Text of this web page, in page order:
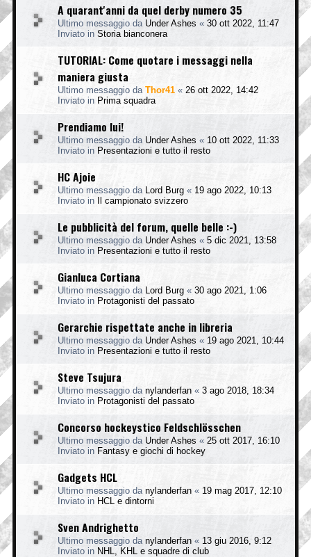
A quarant'anni da quel derby numero 35
Ultimo messaggio da Under Ashes « 30 ott 2022, 11:47
Inviato in Storia bianconera
TUTORIAL: Come quotare i messaggi nella
maniera giusta
Ultimo messaggio da Thor41 « 26 ott 2022, 14:42
Inviato in Prima squadra
Prendiamo lui!
Ultimo messaggio da Under Ashes « 10 ott 2022, 11:33
Inviato in Presentazioni e tutto il resto
HC Ajoie
Ultimo messaggio da Lord Burg « 19 ago 2022, 10:13
Inviato in
Il campionato svizzero
Le pubblicità del forum, quelle belle :-)
Ultimo messaggio da Under Ashes « 5 dic 2021, 13:58
Inviato in Presentazioni e tutto il resto
Gianluca Cortiana
Ultimo messaggio da Lord Burg « 30 ago 2021, 1:06
Inviato in Protagonisti del passato
Gerarchie rispettate anche in libreria
Ultimo messaggio da Under Ashes « 19 ago 2021, 10:44
Inviato in Presentazioni e tutto il resto
Steve Tsujura
Ultimo messaggio da nylanderfan « 3 ago 2018, 18:34
Inviato in Protagonisti del passato
Concorso hockeystico Feldschlösschen
Ultimo messaggio da Under Ashes « 25 ott 2017, 16:10
Inviato in Fantasy e giochi di hockey
Gadgets HCL
Ultimo messaggio da nylanderfan « 19 mag 2017, 12:10
Inviato in HCL e dintorni
Sven Andrighetto
Ultimo messaggio da nylanderfan « 13 giu 2016, 9:12
Inviato in NHL, KHL e squadre di club